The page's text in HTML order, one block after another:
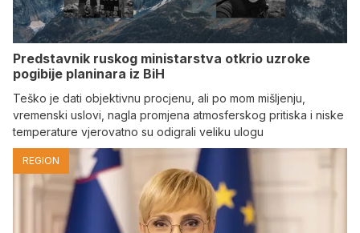
Predstavnik ruskog ministarstva otkrio uzroke
pogibije planinara iz BiH
Teško je dati objektivnu procjenu, ali po mom mišljenju,
vremenski uslovi, nagla promjena atmosferskog pritiska i niske
temperature vjerovatno su odigrali veliku ulogu
REGION